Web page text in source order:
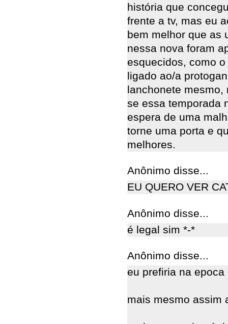
história que
frente a tv, mas eu
bem melhor que as
nessa nova foram
esquecidos, como
ligado ao/a
lanchonete mesmo,
se essa temporada
espera de uma
torne uma porta e
melhores.
Anônimo disse...
EU QUERO VER
Anônimo disse...
é legal sim *-*
Anônimo disse...
eu prefiria na
mais mesmo assim